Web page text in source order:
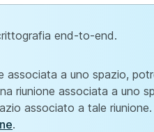
end-to-end.
associata a uno spazio,
riunione associata a uno
associato a tale
.